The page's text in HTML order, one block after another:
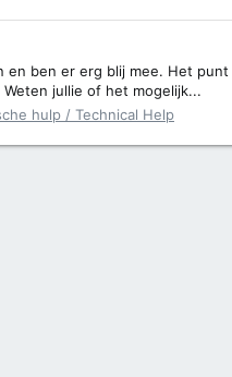
en ben er erg blij mee. Het
jullie of het mogelijk...
hulp / Technical Help